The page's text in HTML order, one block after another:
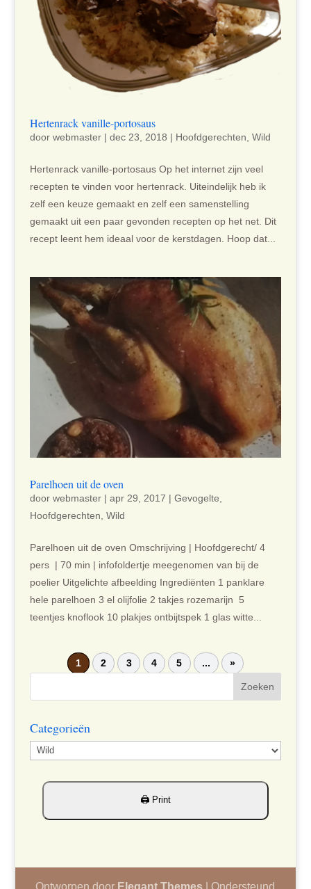
Hertenrack vanille-portosaus
door webmaster| dec 23, 2018 | Hoofdgerechten, Wild
Hertenrack vanille-portosaus Op het internet zijn veel
recepten te vinden voor hertenrack. Uiteindelijk heb ik
zelf een keuze gemaakt en zelf een samenstelling
gemaakt uit een paar gevonden recepten op het net. Dit
recept leent hem ideaal voor de kerstdagen. Hoop dat...
Parelhoen uit de oven
door webmaster| apr 29, 2017 | Gevogelte
Hoofdgerechten Wild
Parelhoen uit de oven Omschrijving | Hoofdgerecht/ 4
pers | 70 min | infofoldertje meegenomen van bij de
poelier Uitgelichte afbeelding Ingrediënten 1 panklare
hele parelhoen 3 el olijfolie 2 takjes rozemarijn 5
teentjes knoflook 10 plakjes ontbijtspek 1 glas witte...
1 2 3 4 5 ... »
Categorieën
Categorieën
Ontworpen door Elegant Themes | Ondersteund